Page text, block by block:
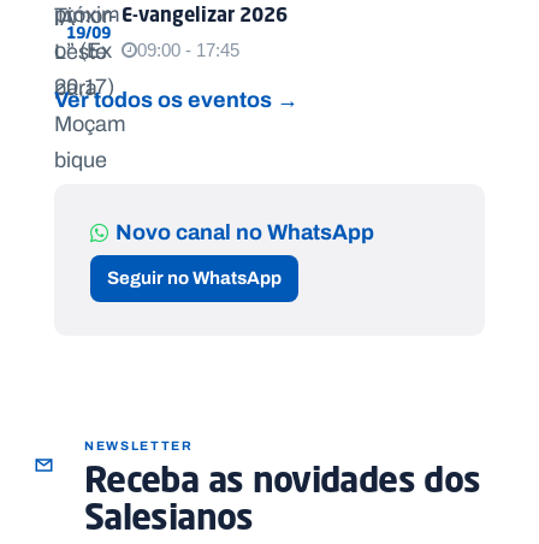
19/09
E-vangelizar 2026
09:00 - 17:45
Ver todos os eventos →
Novo canal no WhatsApp
Seguir no WhatsApp
NEWSLETTER
Receba as novidades dos
Salesianos